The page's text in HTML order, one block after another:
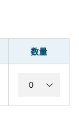
数量